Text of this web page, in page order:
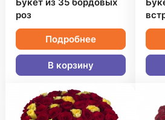
Букет из 35 бордовых
роз
Подробнее
В корзину